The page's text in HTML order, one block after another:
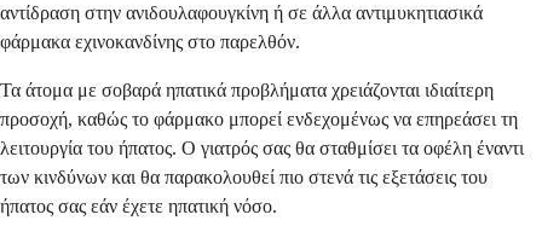
αντίδραση στην ανιδουλαφουγκίνη ή σε άλλα αντιμυκητιασικά
φάρμακα εχινοκανδίνης στο παρελθόν.
Τα άτομα με σοβαρά ηπατικά προβλήματα χρειάζονται ιδιαίτερη
προσοχή, καθώς το φάρμακο μπορεί ενδεχομένως να επηρεάσει τη
λειτουργία του ήπατος. Ο γιατρός σας θα σταθμίσει τα οφέλη έναντι
των κινδύνων και θα παρακολουθεί πιο στενά τις εξετάσεις του
ήπατος σας εάν έχετε ηπατική νόσο.